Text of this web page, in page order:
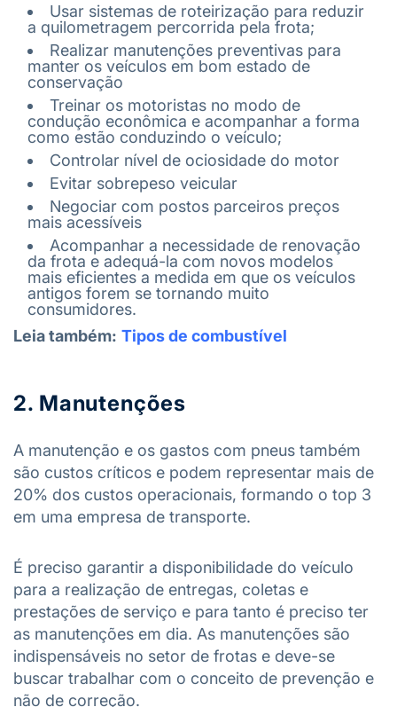
Usar sistemas de roteirização para reduzir
a quilometragem percorrida pela frota;
Realizar manutenções preventivas para
manter os veículos em bom estado de
conservação
Treinar os motoristas no modo de
condução econômica e acompanhar a forma
como estão conduzindo o veículo;
Controlar nível de ociosidade do motor
Evitar sobrepeso veicular
Negociar com postos parceiros preços
mais acessíveis
Acompanhar a necessidade de renovação
da frota e adequá-la com novos modelos
mais eficientes a medida em que os veículos
antigos forem se tornando muito
consumidores.
Leia também: Tipos de combustível
2. Manutenções
A manutenção e os gastos com pneus também
são custos críticos e podem representar mais de
20% dos custos operacionais, formando o top 3
em uma empresa de transporte.
É preciso garantir a disponibilidade do veículo
para a realização de entregas, coletas e
prestações de serviço e para tanto é preciso ter
as manutenções em dia. As manutenções são
indispensáveis no setor de frotas e deve-se
buscar trabalhar com o conceito de prevenção e
não de correção.